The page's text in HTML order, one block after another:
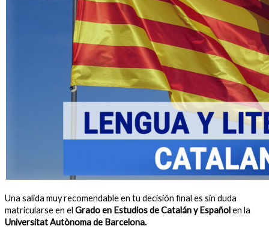
Una salida muy recomendable en tu decisión final es sin duda
matricularse en el Grado en Estudios de Catalán y Españolen la
Universitat Autònoma de Barcelona.